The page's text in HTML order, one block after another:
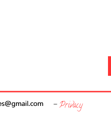
-Privacy